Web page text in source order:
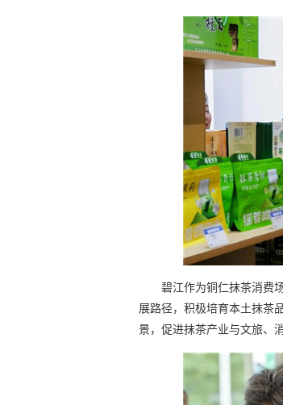
碧江作为铜仁抹茶消费
展路径，积极培育本土抹茶
景，促进抹茶产业与文旅、